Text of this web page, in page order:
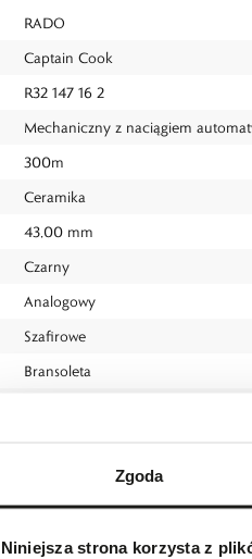
Zgoda
Niniejsza strona korzysta z
RADO
Captain Cook
R32 147 16 2
Mechaniczny z naciągiem
300m
Ceramika
43,00 mm
Czarny
Analogowy
Szafirowe
Bransoleta
Pierścień obrotowy/dla nurków
Rezerwa chodu